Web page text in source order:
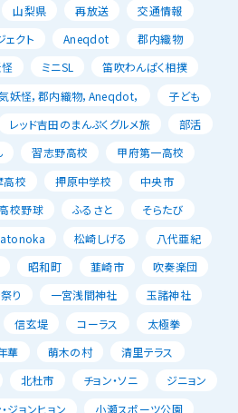
山梨県 再放送
交通情報
クト
Aneqdot
郡内織物
ミニSL
笛吹わんぱく相撲
妖怪，郡内織物，Aneqdot，
子ども
レッド吉田のまんぷくグルメ旅
部活
習志野高校
甲府第一高校
高校 押原中学校
中央市
校野球 ふるさと
そらたび
松崎しげる
八代亜紀
昭和町 韮崎市
吹奏楽団
り 一宮浅間神社
玉諸神社
信玄堤 コーラス
太極拳
華 萌木の村
清里テラス
北杜市 チョン・ソニ
ジニョン
ジョンヒョン 小瀬スポーツ公園